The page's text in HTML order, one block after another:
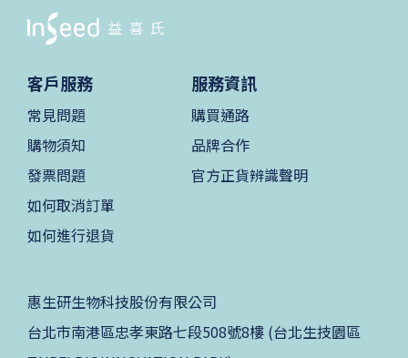
客戶服務
常見問題
購物須知
發票問題
如何取消訂單
如何進行退貨
服務資訊
購買通路
品牌合作
官方正貨辨識聲明
惠生研生物科技股份有限公司
台北市南港區忠孝東路七段508號8樓 (台北生技園區